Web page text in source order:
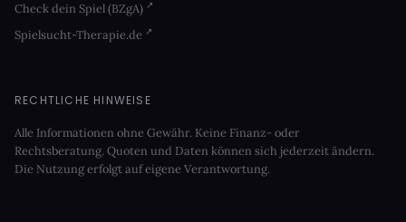
Check dein Spiel (BZgA)
Spielsucht-Therapie.de
RECHTLICHE HINWEISE
Alle Informationen ohne Gewähr. Keine Finanz- oder
Rechtsberatung. Quoten und Daten können sich jederzeit ändern.
Die Nutzung erfolgt auf eigene Verantwortung.